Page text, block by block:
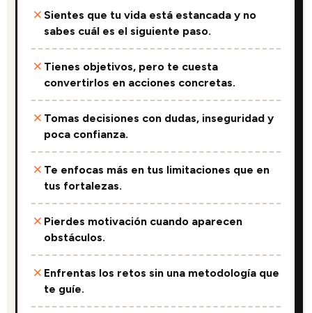
Sientes que tu vida está estancada y no
sabes cuál es el siguiente paso.
Tienes objetivos, pero te cuesta
convertirlos en acciones concretas.
Tomas decisiones con dudas, inseguridad y
poca confianza.
Te enfocas más en tus limitaciones que en
tus fortalezas.
Pierdes motivación cuando aparecen
obstáculos.
Enfrentas los retos sin una metodología que
te guíe.